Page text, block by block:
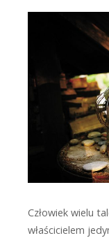
Człowiek wielu
właścicielem